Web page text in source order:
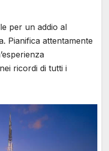
per un addio al
Pianifica attentamente
ricordi di tutti i